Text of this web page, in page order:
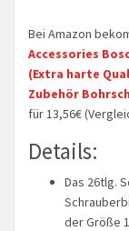
Bei Amazon
Accessories
(Extra harte
Zubehör
für 13,56€
Details:
Das 26tlg.
der Größe